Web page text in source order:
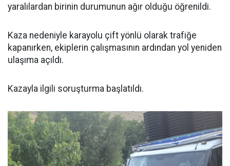
yaralılardan birinin durumunun ağır olduğu öğrenildi.
Kaza nedeniyle karayolu çift yönlü olarak trafiğe
kapanırken, ekiplerin çalışmasının ardından yol yeniden
ulaşıma açıldı.
Kazayla ilgili soruşturma başlatıldı.